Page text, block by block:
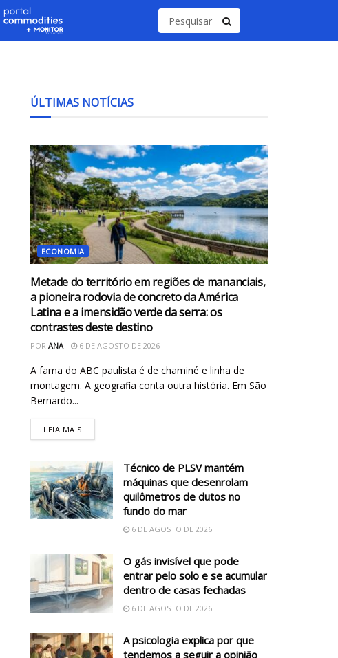
ÚLTIMAS NOTÍCIAS
ECONOMIA
Metade do território em regiões de mananciais,
a pioneira rodovia de concreto da América
Latina e a imensidão verde da serra: os
contrastes deste destino
POR ANA 6 DE AGOSTO DE 2026
A fama do ABC paulista é de chaminé e linha de
montagem. A geografia conta outra história. Em São
Bernardo...
LEIA MAIS
Técnico de PLSV mantém
máquinas que desenrolam
quilômetros de dutos no
fundo do mar
6 DE AGOSTO DE 2026
O gás invisível que pode
entrar pelo solo e se acumular
dentro de casas fechadas
6 DE AGOSTO DE 2026
A psicologia explica por que
tendemos a seguir a opinião